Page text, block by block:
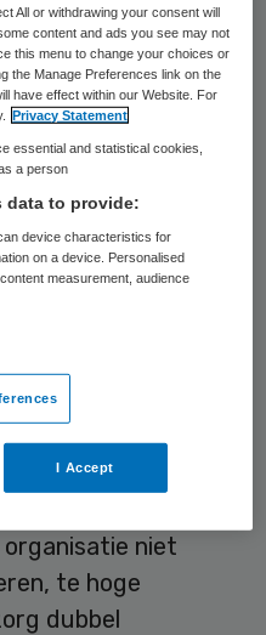
the Money komen
aanmoedigt om
Daarbij zouden de
worden
niet
te hoge
dubbel
All or withdrawing your consent will
content and ads you see may not
this menu to change your choices or
the Manage Preferences link on the
have effect within our Website. For
Privacy Statement
essential and statistical cookies,
a person
data to provide:
device characteristics for
on a device. Personalised
measurement, audience
I Accept